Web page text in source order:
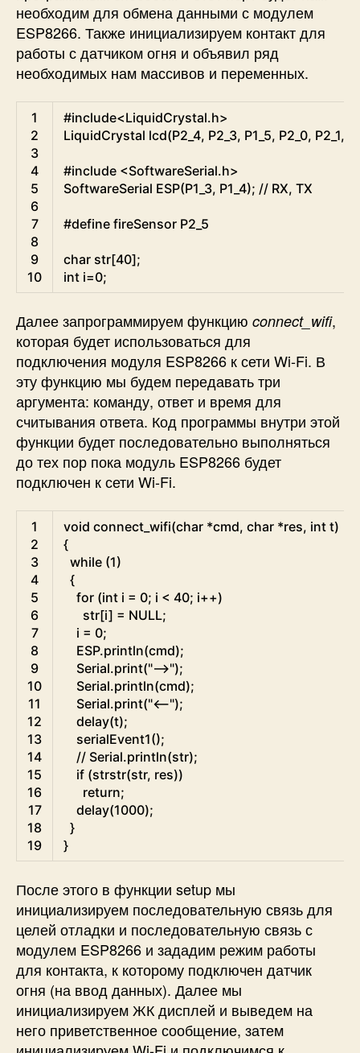
необходим для обмена данными с модулем
ESP8266. Также инициализируем контакт для
работы с датчиком огня и объявил ряд
необходимых нам массивов и переменных.
1
2
3
4
5
6
7
8
9
10
#include<LiquidCrystal.h>
LiquidCrystal lcd(P2_4, P2_3, P1_5, P2_0, P2_1,
#include <SoftwareSerial.h>
SoftwareSerial ESP(P1_3, P1_4); // RX, TX
#define fireSensor P2_5
char str[40];
int i=0;
Далее запрограммируем функцию connect_wifi,
которая будет использоваться для
подключения модуля ESP8266 к сети Wi-Fi. В
эту функцию мы будем передавать три
аргумента: команду, ответ и время для
считывания ответа. Код программы внутри этой
функции будет последовательно выполняться
до тех пор пока модуль ESP8266 будет
подключен к сети Wi-Fi.
Arduino
1
2
3
4
5
6
7
8
9
10
11
12
13
14
15
16
17
18
19
void connect_wifi(char *cmd, char *res, int t)
{
while (1)
{
for (int i = 0; i < 40; i++)
str[i] = NULL;
i = 0;
ESP.println(cmd);
Serial.print("-->");
Serial.println(cmd);
Serial.print("<--");
delay(t);
serialEvent1();
// Serial.println(str);
if (strstr(str, res))
return;
delay(1000);
}
}
После этого в функции setup мы
инициализируем последовательную связь для
целей отладки и последовательную связь с
модулем ESP8266 и зададим режим работы
для контакта, к которому подключен датчик
огня (на ввод данных). Далее мы
инициализируем ЖК дисплей и выведем на
него приветственное сообщение, затем